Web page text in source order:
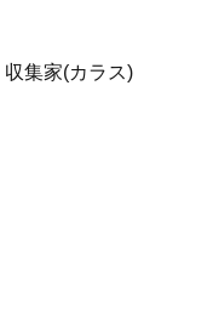
収集家(カラス)